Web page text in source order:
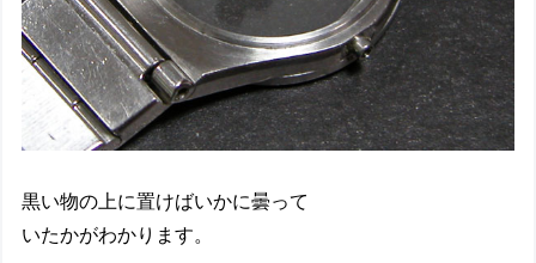
黒い物の上に置けばいかに曇って
いたかがわかります。